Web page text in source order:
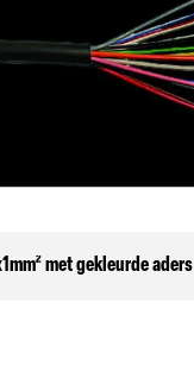
met gekleurde aders